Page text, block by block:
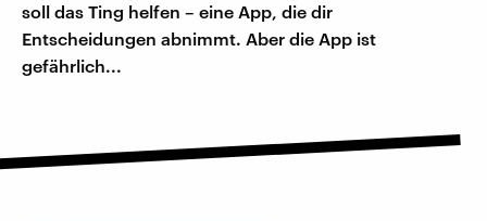
soll das Ting helfen – eine App, die dir
Entscheidungen abnimmt. Aber die App ist
gefährlich...